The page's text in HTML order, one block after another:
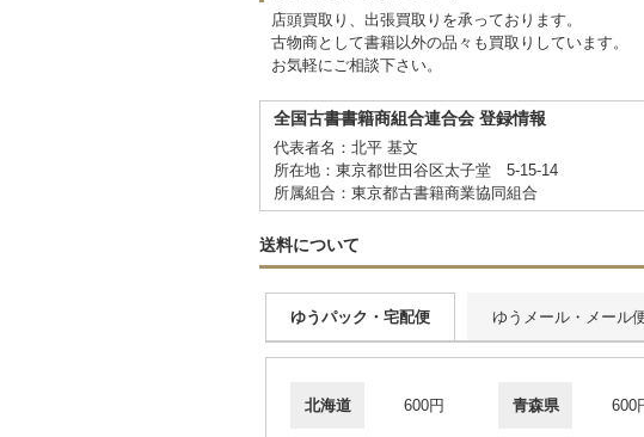
店頭買取り、出張買取りを承っております。
古物商として書籍以外の品々も買取りしています。
お気軽にご相談下さい。
全国古書書籍商組合連合会 登録情報
代表者名：北平 基文
所在地：東京都世田谷区太子堂 5-15-14
所属組合：東京都古書籍商業協同組合
送料について
ゆうパック・宅配便 ゆうメール・メール
北海道 600円 青森県 600